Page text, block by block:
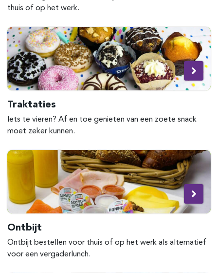
thuis of op het werk.
Traktaties
Iets te vieren? Af en toe genieten van een zoete snack
moet zeker kunnen.
Ontbijt
Ontbijt bestellen voor thuis of op het werk als alternatief
voor een vergaderlunch.